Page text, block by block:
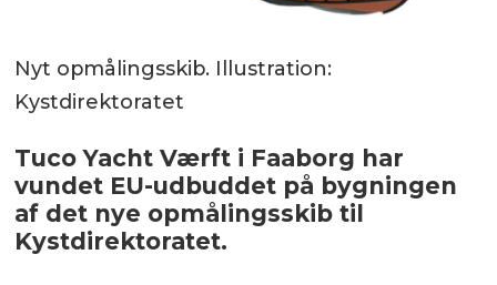
Nyt opmålingsskib. Illustration:
Kystdirektoratet
Tuco Yacht Værft i Faaborg har
vundet EU-udbuddet på bygningen
af det nye opmålingsskib til
Kystdirektoratet.